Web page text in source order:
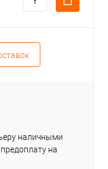
наличными
на